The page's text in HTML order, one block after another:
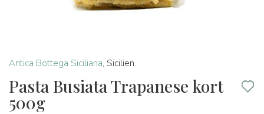
Antica Bottega Siciliana, Sicilien
Pasta Busiata Trapanese kort
500g